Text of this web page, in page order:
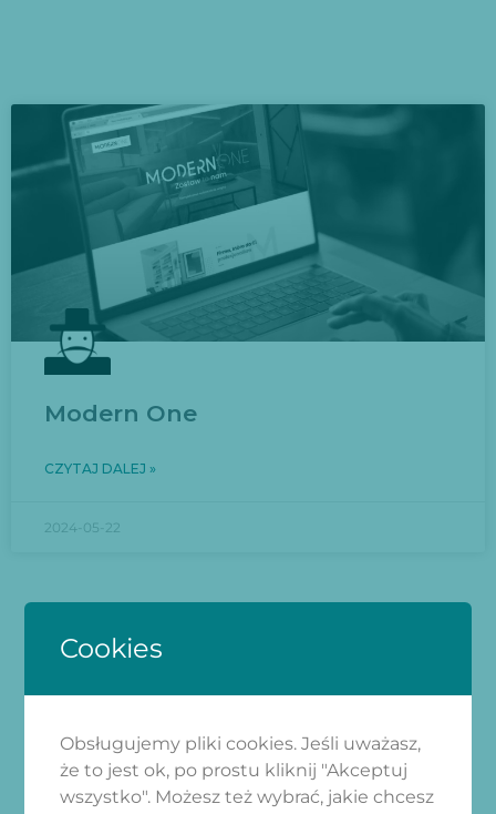
Modern One
CZYTAJ DALEJ »
2024-05-22
ZAPISZ SIĘ
Dołącz do naszego newslettera i
ciesz się aktualnościami z naszej
strony
Cookies
Obsługujemy pliki cookies. Jeśli uważasz,
że to jest ok, po prostu kliknij "Akceptuj
wszystko". Możesz też wybrać, jakie chcesz